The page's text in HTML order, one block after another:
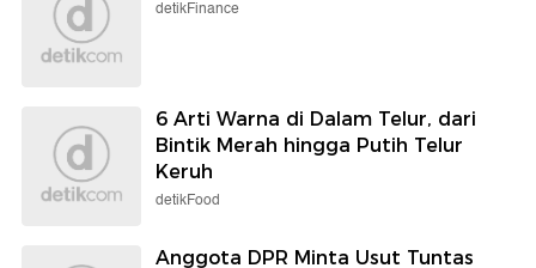
detikFinance
6 Arti Warna di Dalam Telur, dari
Bintik Merah hingga Putih Telur
Keruh
detikFood
Anggota DPR Minta Usut Tuntas